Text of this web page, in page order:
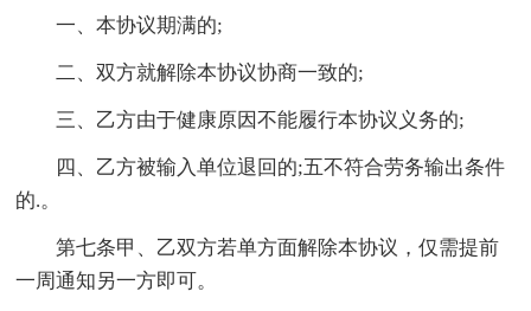
一、本协议期满的;
二、双方就解除本协议协商一致的;
三、乙方由于健康原因不能履行本协议义务的;
四、乙方被输入单位退回的;五不符合劳务输出条件
的.。
第七条甲、乙双方若单方面解除本协议，仅需提前
一周通知另一方即可。